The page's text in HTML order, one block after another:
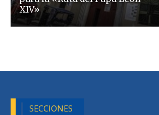
XIV»
SECCIONES